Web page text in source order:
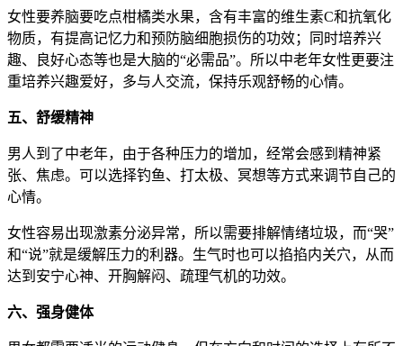
女性要养脑要吃点柑橘类水果，含有丰富的维生素C和抗氧化
物质，有提高记忆力和预防脑细胞损伤的功效；同时培养兴
趣、良好心态等也是大脑的“必需品”。所以中老年女性更要注
重培养兴趣爱好，多与人交流，保持乐观舒畅的心情。
五、舒缓精神
男人到了中老年，由于各种压力的增加，经常会感到精神紧
张、焦虑。可以选择钓鱼、打太极、冥想等方式来调节自己的
心情。
女性容易出现激素分泌异常，所以需要排解情绪垃圾，而“哭”
和“说”就是缓解压力的利器。生气时也可以掐掐内关穴，从而
达到安宁心神、开胸解闷、疏理气机的功效。
六、强身健体